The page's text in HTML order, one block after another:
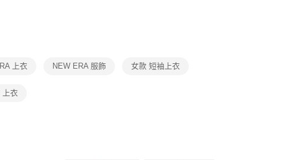
易，需依本服務之必要範圍內提供個人資料，並將交易相關給付款項請
關於個人資料處理事宜，請瀏覽以下網址：
上衣 NEW ERA 服飾 女款 短袖上衣
上衣